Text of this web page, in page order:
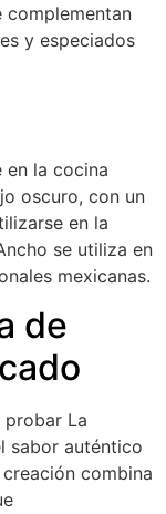
complementan
y especiados
en la cocina
oscuro, con un
en la
se utiliza en
mexicanas.
de
probar La
sabor auténtico
combina